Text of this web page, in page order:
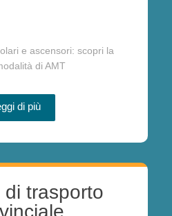
e ascensori: scopri la
di AMT
di più
di trasporto